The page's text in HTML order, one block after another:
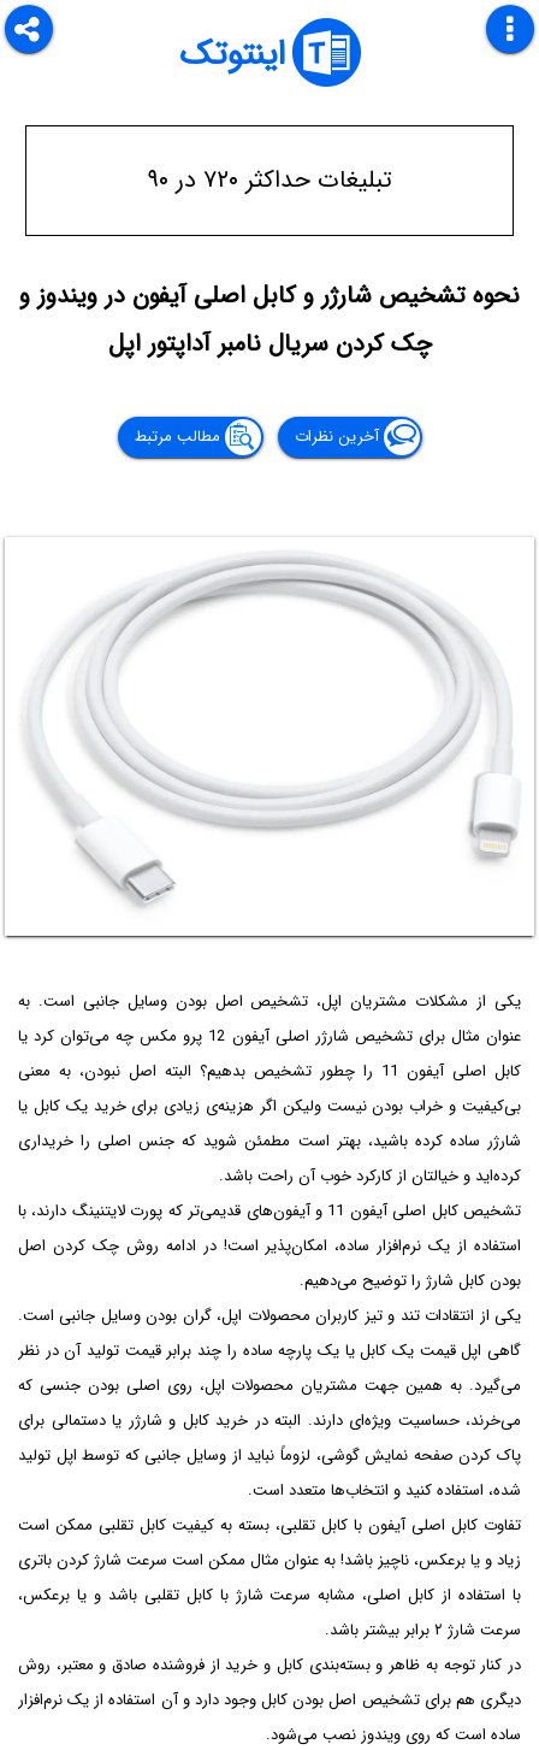
اینتوتک
تبلیغات حداکثر ۷۲۰ در ۹۰
نحوه تشخیص شارژر و کابل اصلی آیفون در ویندوز و
چک کردن سریال نامبر آداپتور اپل
آخرین نظرات مطالب مرتبط
یکی از مشکلات مشتریان اپل، تشخیص اصل بودن وسایل جانبی است. به
عنوان مثال برای تشخیص شارژر اصلی آیفون 12 پرو مکس چه می‌توان کرد یا
کابل اصلی آیفون 11 را چطور تشخیص بدهیم؟ البته اصل نبودن، به معنی
بی‌کیفیت و خراب بودن نیست ولیکن اگر هزینه‌ی زیادی برای خرید یک کابل یا
شارژر ساده کرده باشید، بهتر است مطمئن شوید که جنس اصلی را خریداری
کرده‌اید و خیالتان از کارکرد خوب آن راحت باشد.
تشخیص کابل اصلی آیفون 11 و آیفون‌های قدیمی‌تر که پورت لایتنینگ دارند، با
استفاده از یک نرم‌افزار ساده، امکان‌پذیر است! در ادامه روش چک کردن اصل
بودن کابل شارژ را توضیح می‌دهیم.
یکی از انتقادات تند و تیز کاربران محصولات اپل، گران بودن وسایل جانبی است.
گاهی اپل قیمت یک کابل یا یک پارچه ساده را چند برابر قیمت تولید آن در نظر
می‌گیرد. به همین جهت مشتریان محصولات اپل، روی اصلی بودن جنسی که
می‌خرند، حساسیت ویژه‌ای دارند. البته در خرید کابل و شارژر یا دستمالی برای
پاک کردن صفحه نمایش گوشی، لزوماً نباید از وسایل جانبی که توسط اپل تولید
شده، استفاده کنید و انتخاب‌ها متعدد است.
تفاوت کابل اصلی آیفون با کابل تقلبی، بسته به کیفیت کابل تقلبی ممکن است
زیاد و یا برعکس، ناچیز باشد! به عنوان مثال ممکن است سرعت شارژ کردن باتری
با استفاده از کابل اصلی، مشابه سرعت شارژ با کابل تقلبی باشد و یا برعکس،
سرعت شارژ ۲ برابر بیشتر باشد.
در کنار توجه به ظاهر و بسته‌بندی کابل و خرید از فروشنده‌ صادق و معتبر، روش
دیگری هم برای تشخیص اصل بودن کابل وجود دارد و آن استفاده از یک نرم‌افزار
ساده است که روی ویندوز نصب می‌شود.